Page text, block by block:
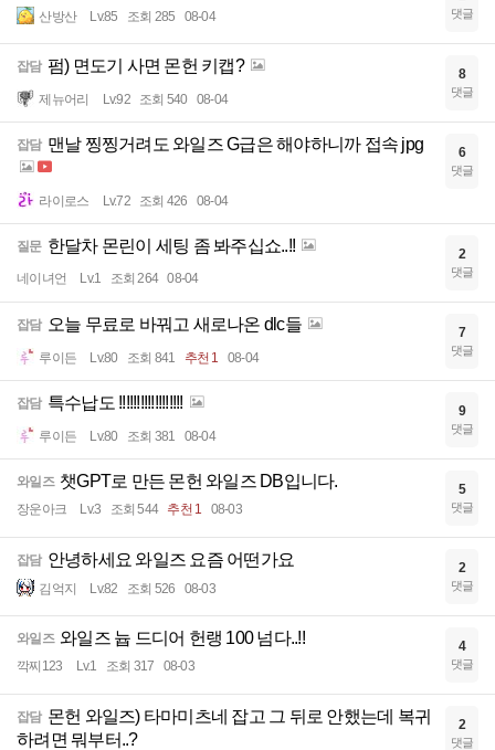
산방산 Lv.85 조회 285 08-04 댓글
잡담 펌) 면도기 사면 몬헌 키캡?
제뉴어리 Lv.92 조회 540 08-04
8
댓글
잡담 맨날 찡찡거려도 와일즈 G급은 해야하니까 접속 jpg
라이로스 Lv.72 조회 426 08-04
6
댓글
질문 한달차 몬린이 세팅 좀 봐주십쇼..!!
네이녀언 Lv.1 조회 264 08-04
2
댓글
잡담 오늘 무료로 바꿔고 새로나온 dlc들
루이든 Lv.80 조회 841 추천 1 08-04
7
댓글
잡담 특수납도 !!!!!!!!!!!!!!!!!!
루이든 Lv.80 조회 381 08-04
9
댓글
와일즈 챗GPT로 만든 몬헌 와일즈 DB입니다.
장운아크 Lv.3 조회 544 추천 1 08-03
5
댓글
잡담 안녕하세요 와일즈 요즘 어떤가요
김억지 Lv.82 조회 526 08-03
2
댓글
와일즈 와일즈 늅 드디어 헌랭 100 넘다..!!
깍찌123 Lv.1 조회 317 08-03
4
댓글
잡담 몬헌 와일즈) 타마미츠네 잡고 그 뒤로 안했는데 복귀
하려면 뭐부터..?
2
댓글